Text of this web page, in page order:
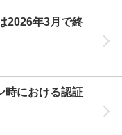
2026年3月で終
時における認証